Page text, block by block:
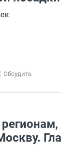
Обсудить